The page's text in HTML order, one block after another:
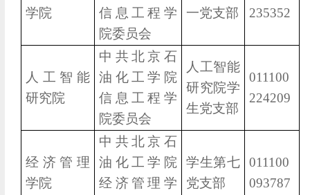
学院
信息工程学
院委员会
一党支部
235352
人工智能
研究院
中共北京石
油化工学院
信息工程学
院委员会
人工智能
研究院学
生党支部
011100
224209
经济管理
学院
中共北京石
油化工学院
经济管理学
学生第七
党支部
011100
093787